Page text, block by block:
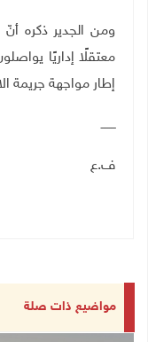
معتقلًا إداريًا
إطار مواجهة جريمة
ــــــــ
ف.ع
مواضيع ذات صلة